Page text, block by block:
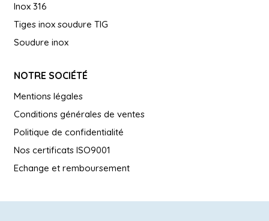
Inox 316
Tiges inox soudure TIG
Soudure inox
NOTRE SOCIÉTÉ
Mentions légales
Conditions générales de ventes
Politique de confidentialité
Nos certificats ISO9001
Echange et remboursement